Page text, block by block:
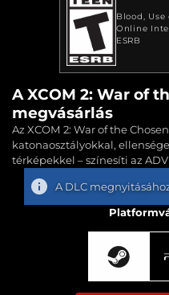
Blood Use
Online
ESRB
A XCOM 2: War of
megvásárlás
Az XCOM 2: War of the
katonaosztályokkal,
térképekkel – színesíti az
A DLC